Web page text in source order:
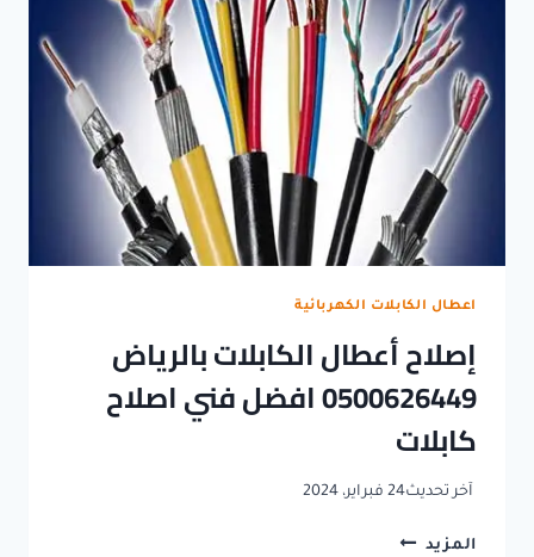
اعطال الكابلات الكهربائية
إصلاح أعطال الكابلات بالرياض
0500626449 افضل فني اصلاح
كابلات
آخر تحديث24 فبراير، 2024
المزيد إصلاح